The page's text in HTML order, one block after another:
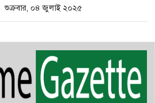
শুক্রবার, ০৪ জুলাই ২০২৫